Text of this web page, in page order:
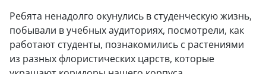
Ребята ненадолго окунулись в студенческую жизнь,
побывали в учебных аудиториях, посмотрели, как
работают студенты, познакомились с растениями
из разных флористических царств, которые